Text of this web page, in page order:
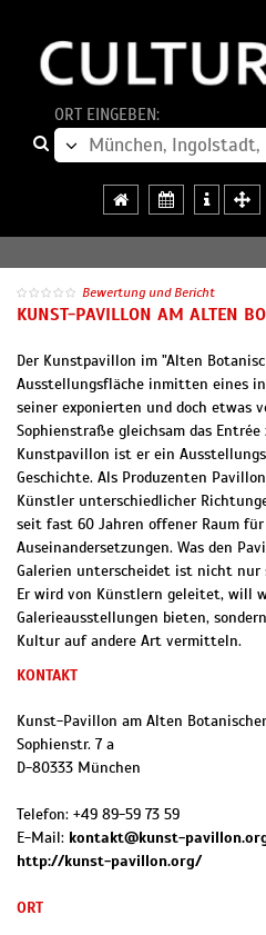
ORT EINGEBEN:
Bewertung und Bericht
KUNST-PAVILLON AM ALTEN
Der Kunstpavillon im "Alten
Ausstellungsfläche inmitten eines
seiner exponierten und doch etwas
Sophienstraße gleichsam das
Kunstpavillon ist er ein
Geschichte. Als Produzenten
Künstler unterschiedlicher
seit fast 60 Jahren offener Raum
Auseinandersetzungen. Was den
Galerien unterscheidet ist nicht nur
Er wird von Künstlern geleitet, will
Galerieausstellungen bieten,
Kultur auf andere Art vermitteln.
KONTAKT
Kunst-Pavillon am Alten
Sophienstr. 7 a
D-80333 München
Telefon: +49 89-59 73 59
E-Mail: kontakt@kunst-
http://kunst-pavillon.org/
ORT